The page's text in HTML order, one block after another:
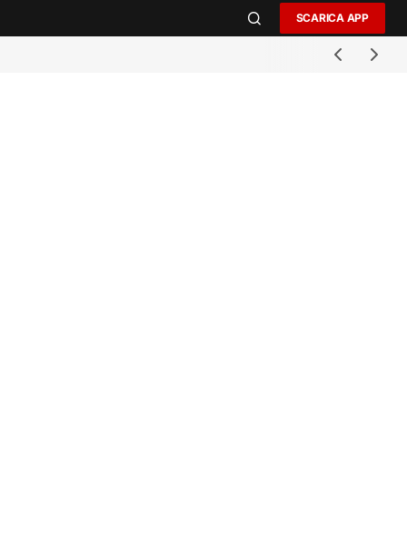
SCARICA APP